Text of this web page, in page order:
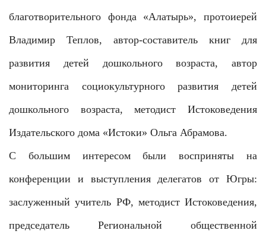
благотворительного фонда «Алатырь», протоиерей
Владимир Теплов, автор-составитель книг для
развития детей дошкольного возраста, автор
мониторинга социокультурного развития детей
дошкольного возраста, методист Истоковедения
Издательского дома «Истоки» Ольга Абрамова.
С большим интересом были восприняты на
конференции и выступления делегатов от Югры:
заслуженный учитель РФ, методист Истоковедения,
председатель Региональной общественной